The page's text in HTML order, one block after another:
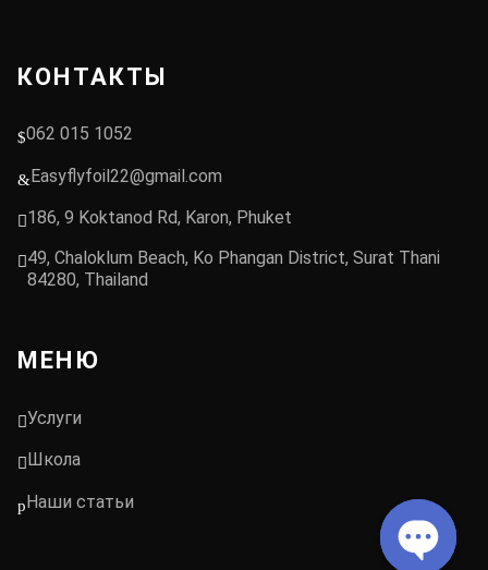
КОНТАКТЫ
062 015 1052
Easyflyfoil22@gmail.com
186, 9 Koktanod Rd, Karon, Phuket
49, Chaloklum Beach, Ko Phangan District, Surat Thani
84280, Thailand
МЕНЮ
Услуги
Школа
Наши статьи